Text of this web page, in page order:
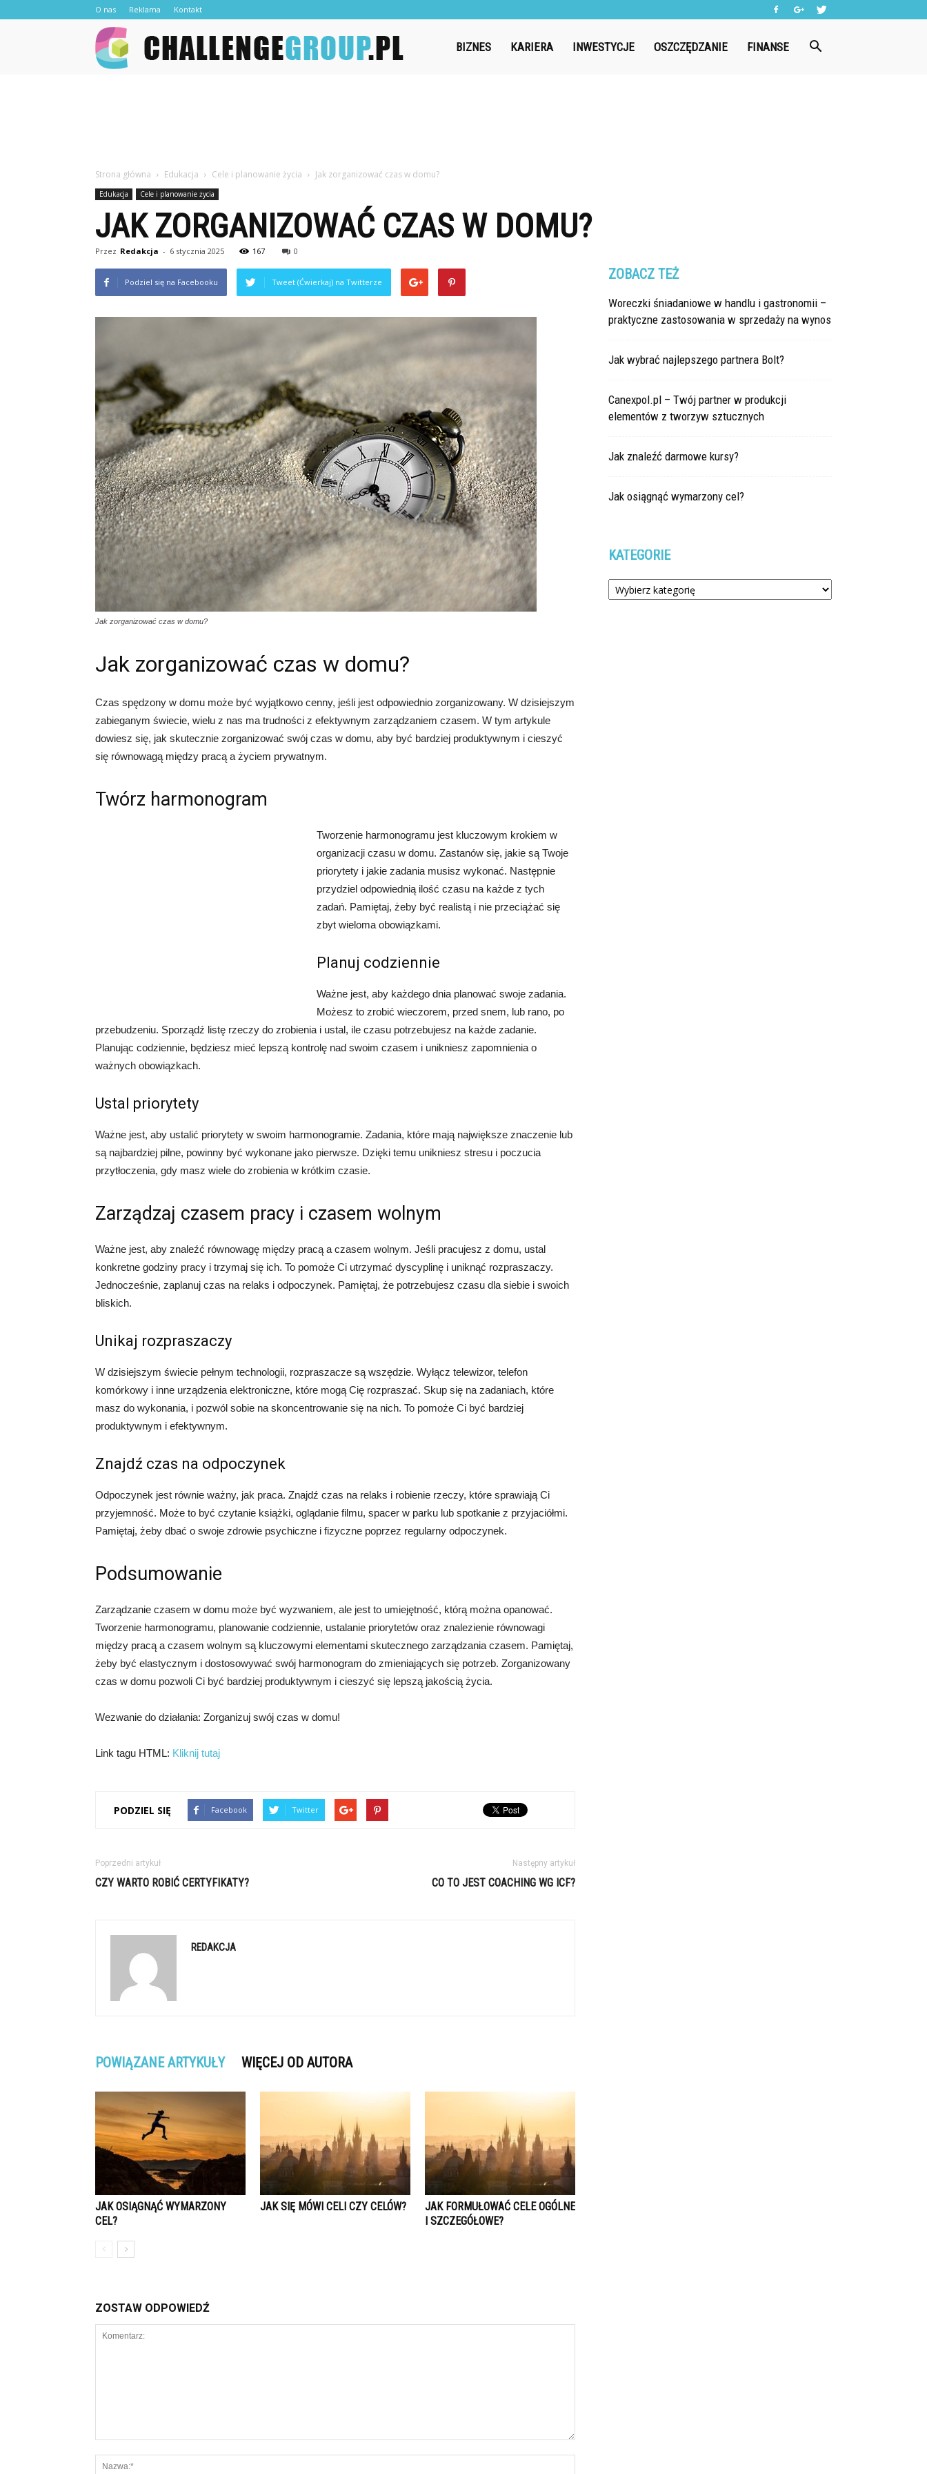
O nas Reklama Kontakt
Challengegroup.pl
BIZNES KARIERA INWESTYCJE OSZCZĘDZANIE FINANSE
Strona główna Edukacja Cele i planowanie życia Jak zorganizować czas w domu?
Edukacja Cele i planowanie życia
JAK ZORGANIZOWAĆ CZAS W DOMU?
Przez Redakcja - 6 stycznia 2025 167 0
Podziel się na Facebooku Tweet (Ćwierkaj) na Twitterze
Jak zorganizować czas w domu?
Jak zorganizować czas w domu?
Czas spędzony w domu może być wyjątkowo cenny, jeśli jest odpowiednio zorganizowany. W dzisiejszym
zabieganym świecie, wielu z nas ma trudności z efektywnym zarządzaniem czasem. W tym artykule
dowiesz się, jak skutecznie zorganizować swój czas w domu, aby być bardziej produktywnym i cieszyć
się równowagą między pracą a życiem prywatnym.
Twórz harmonogram
Tworzenie harmonogramu jest kluczowym krokiem w
organizacji czasu w domu. Zastanów się, jakie są Twoje
priorytety i jakie zadania musisz wykonać. Następnie
przydziel odpowiednią ilość czasu na każde z tych
zadań. Pamiętaj, żeby być realistą i nie przeciążać się
zbyt wieloma obowiązkami.
Planuj codziennie
Ważne jest, aby każdego dnia planować swoje zadania.
Możesz to zrobić wieczorem, przed snem, lub rano, po
przebudzeniu. Sporządź listę rzeczy do zrobienia i ustal, ile czasu potrzebujesz na każde zadanie.
Planując codziennie, będziesz mieć lepszą kontrolę nad swoim czasem i unikniesz zapomnienia o
ważnych obowiązkach.
Ustal priorytety
Ważne jest, aby ustalić priorytety w swoim harmonogramie. Zadania, które mają największe znaczenie lub
są najbardziej pilne, powinny być wykonane jako pierwsze. Dzięki temu unikniesz stresu i poczucia
przytłoczenia, gdy masz wiele do zrobienia w krótkim czasie.
Zarządzaj czasem pracy i czasem wolnym
Ważne jest, aby znaleźć równowagę między pracą a czasem wolnym. Jeśli pracujesz z domu, ustal
konkretne godziny pracy i trzymaj się ich. To pomoże Ci utrzymać dyscyplinę i uniknąć rozpraszaczy.
Jednocześnie, zaplanuj czas na relaks i odpoczynek. Pamiętaj, że potrzebujesz czasu dla siebie i swoich
bliskich.
Unikaj rozpraszaczy
W dzisiejszym świecie pełnym technologii, rozpraszacze są wszędzie. Wyłącz telewizor, telefon
komórkowy i inne urządzenia elektroniczne, które mogą Cię rozpraszać. Skup się na zadaniach, które
masz do wykonania, i pozwól sobie na skoncentrowanie się na nich. To pomoże Ci być bardziej
produktywnym i efektywnym.
Znajdź czas na odpoczynek
Odpoczynek jest równie ważny, jak praca. Znajdź czas na relaks i robienie rzeczy, które sprawiają Ci
przyjemność. Może to być czytanie książki, oglądanie filmu, spacer w parku lub spotkanie z przyjaciółmi.
Pamiętaj, żeby dbać o swoje zdrowie psychiczne i fizyczne poprzez regularny odpoczynek.
Podsumowanie
Zarządzanie czasem w domu może być wyzwaniem, ale jest to umiejętność, którą można opanować.
Tworzenie harmonogramu, planowanie codziennie, ustalanie priorytetów oraz znalezienie równowagi
między pracą a czasem wolnym są kluczowymi elementami skutecznego zarządzania czasem. Pamiętaj,
żeby być elastycznym i dostosowywać swój harmonogram do zmieniających się potrzeb. Zorganizowany
czas w domu pozwoli Ci być bardziej produktywnym i cieszyć się lepszą jakością życia.
Wezwanie do działania: Zorganizuj swój czas w domu!
Link tagu HTML: Kliknij tutaj
PODZIEL SIĘ Facebook Twitter
Poprzedni artykuł
CZY WARTO ROBIĆ CERTYFIKATY?
Następny artykuł
CO TO JEST COACHING WG ICF?
REDAKCJA
POWIĄZANE ARTYKUŁY WIĘCEJ OD AUTORA
JAK OSIĄGNĄĆ WYMARZONY
CEL?
JAK SIĘ MÓWI CELI CZY CELÓW?
JAK FORMUŁOWAĆ CELE OGÓLNE
I SZCZEGÓŁOWE?
ZOSTAW ODPOWIEDŹ
ZOBACZ TEŻ
Woreczki śniadaniowe w handlu i gastronomii –
praktyczne zastosowania w sprzedaży na wynos
Jak wybrać najlepszego partnera Bolt?
Canexpol.pl – Twój partner w produkcji
elementów z tworzyw sztucznych
Jak znaleźć darmowe kursy?
Jak osiągnąć wymarzony cel?
KATEGORIE
Kategorie